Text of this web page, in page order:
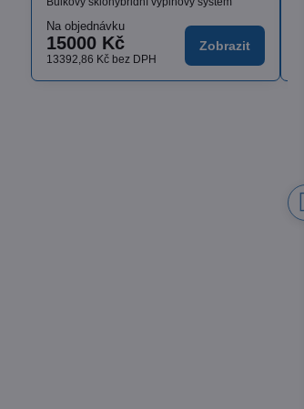
Na objednávku
15000 Kč
13392,86 Kč bez DPH
Zobrazit